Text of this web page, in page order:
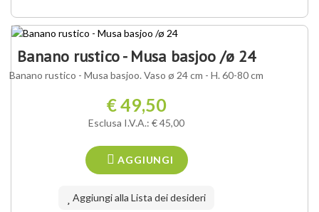
Banano rustico - Musa basjoo /ø 24
Banano rustico - Musa basjoo. Vaso ø 24 cm - H. 60-80 cm
€ 49,50
Esclusa I.V.A.: € 45,00
AGGIUNGI
Aggiungi alla Lista dei desideri